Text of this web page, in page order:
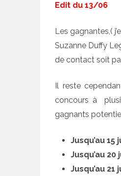
Edit du 13/06
Les gagnantes,(
Suzanne Duffy
de contact soit
Il reste
concours à
gagnants
Jusqu’au 15
Jusqu’au 20
Jusqu’au 21